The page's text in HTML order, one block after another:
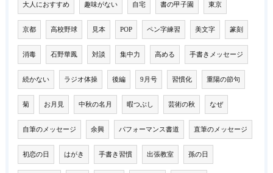
大人におすすめ 趣味がない 自宅 書の甲子園 東京
京都 高校野球 見本 POP ペン字練習 美文字 篆刻
消毒 石野華鳳 対談 集中力 高める 手書きメッセージ
続かない ラジオ体操 後編 9月号 習慣化 重陽の節句
菊 お月見 中秋の名月 暇つぶし 芸術の秋 なぜ
自筆のメッセージ 余興 パフォーマンス書道 直筆のメッセージ
初恋の日 はがき 手書き習慣 出張教室 孫の日